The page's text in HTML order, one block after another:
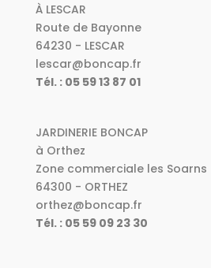
À LESCAR
Route de Bayonne
64230 - LESCAR
lescar@boncap.fr
Tél. : 05 59 13 87 01
JARDINERIE BONCAP
à Orthez
Zone commerciale les Soarns
64300 - ORTHEZ
orthez@boncap.fr
Tél. : 05 59 09 23 30